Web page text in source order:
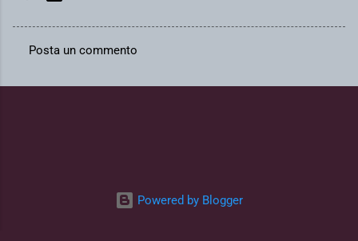
o
Posta un commento
Powered by Blogger